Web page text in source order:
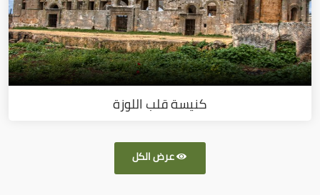
كنيسة قلب اللوزة
عرض الكل